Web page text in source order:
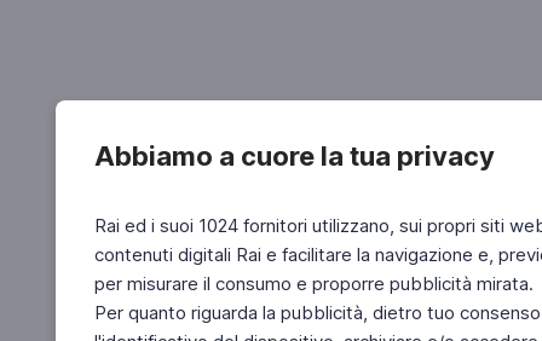
Abbiamo a cuore la tua privacy
Rai ed i suoi 1024 fornitori utilizzano, sui propri siti
contenuti digitali Rai e facilitare la navigazione e,
per misurare il consumo e proporre pubblicità mirata.
Per quanto riguarda la pubblicità, dietro tuo